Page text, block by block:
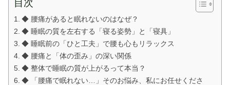
目次
◆ 腰痛があると眠れないのはなぜ？
◆ 睡眠の質を左右する「寝る姿勢」と「寝具」
◆ 睡眠前の「ひと工夫」で腰も心もリラックス
◆ 腰痛と「体の歪み」の深い関係
◆ 整体で睡眠の質が上がるって本当？
◆ 「腰痛で眠れない…」そのお悩み、私にお任せくださ